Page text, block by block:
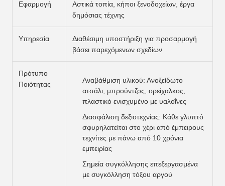
Εφαρμογή
Αστικά τοπία, κήποι ξενοδοχείων, έργα
δημόσιας τέχνης
Υπηρεσία
Διαθέσιμη υποστήριξη για προσαρμογή
βάσει παρεχόμενων σχεδίων
Πρότυπο
Ποιότητας
Αναβάθμιση υλικού: Ανοξείδωτο
ατσάλι, μπρούντζος, ορείχαλκος,
πλαστικό ενισχυμένο με υαλοΐνες
Διασφάλιση δεξιοτεχνίας: Κάθε γλυπτό
σφυρηλατείται στο χέρι από έμπειρους
τεχνίτες με πάνω από 10 χρόνια
εμπειρίας
Σημεία συγκόλλησης επεξεργασμένα
με συγκόλληση τόξου αργού